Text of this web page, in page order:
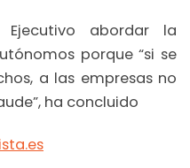
abordar la
porque “si se
a las empresas no
ha concluido